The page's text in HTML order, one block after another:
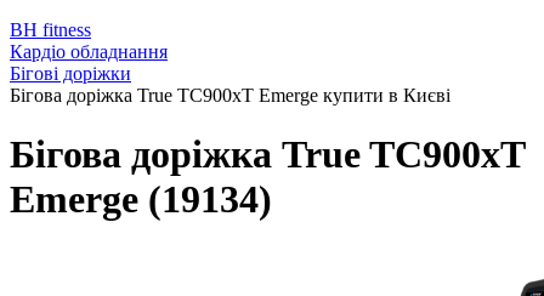
BH fitness
Кардіо обладнання
Бігові доріжки
Бігова доріжка True TC900xT Emerge купити в Києві
Бігова доріжка True TC900xT
Emerge (19134)